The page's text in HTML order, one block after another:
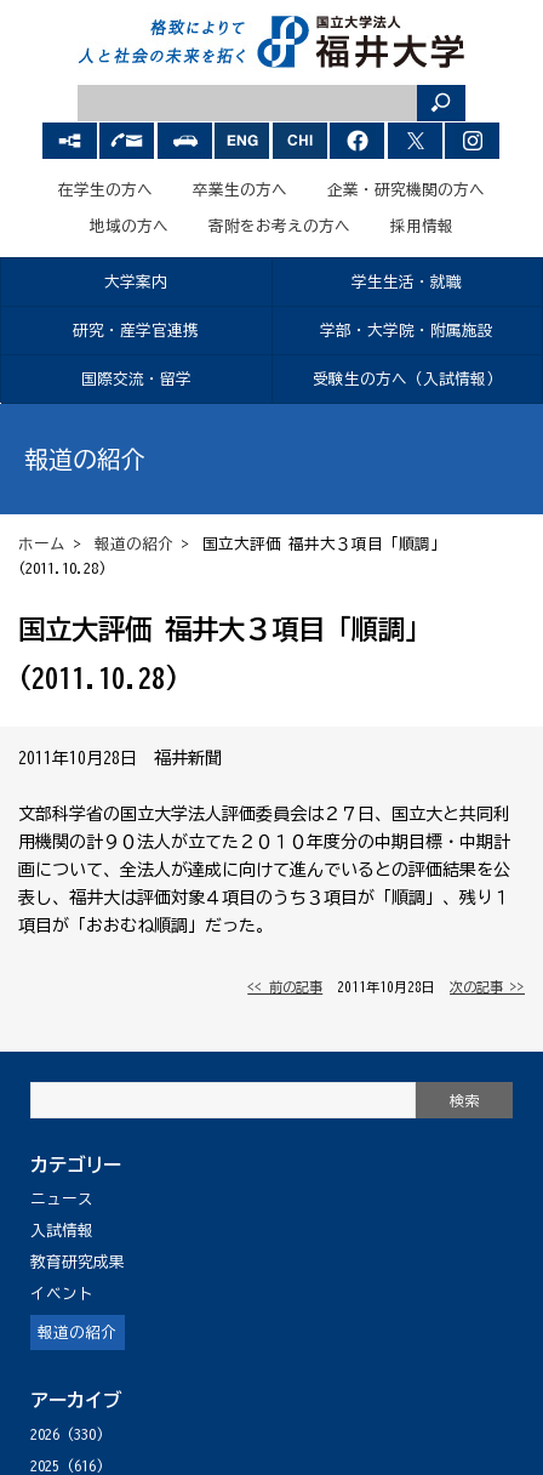
在学生の方へ 卒業生の方へ 企業・研究機関の方へ
地域の方へ 寄附をお考えの方へ 採用情報
大学案内 学生生活・就職
研究・産学官連携 学部・大学院・附属施設
国際交流・留学 受験生の方へ（入試情報）
報道の紹介
ホーム > 報道の紹介 > 国立大評価 福井大３項目「順調」
(2011.10.28)
国立大評価 福井大３項目「順調」
(2011.10.28)
2011年10月28日 福井新聞
文部科学省の国立大学法人評価委員会は２７日、国立大と共同利
用機関の計９０法人が立てた２０１０年度分の中期目標・中期計
画について、全法人が達成に向けて進んでいるとの評価結果を公
表し、福井大は評価対象４項目のうち３項目が「順調」、残り１
項目が「おおむね順調」だった。
<< 前の記事 │ 2011年10月28日 │次の記事 >>
カテゴリー
ニュース
入試情報
教育研究成果
イベント
報道の紹介
アーカイブ
2026(330)
2025 (616)